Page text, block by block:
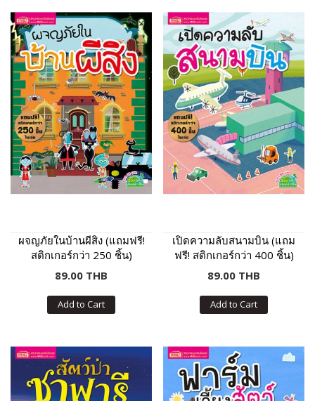
ผจญภัยในบ้านผีสิง (แถมฟรี!
สติกเกอร์กว่า 250 ชิ้น)
89.00 THB
Add to Cart
เปิดความลับสนามบิน (แถม
ฟรี! สติกเกอร์กว่า 400 ชิ้น)
89.00 THB
Add to Cart